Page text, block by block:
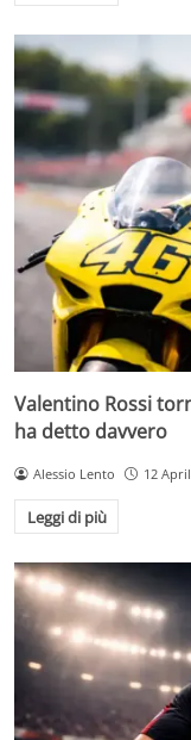
Valentino Rossi
ha detto davvero
Alessio Lento 12
Leggi di più